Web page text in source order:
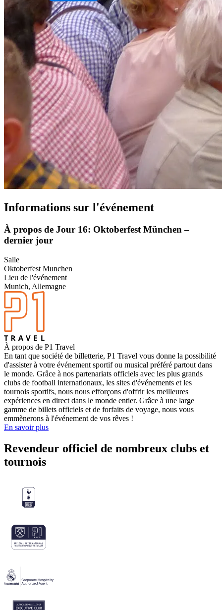
Informations sur l'événement
À propos de Jour 16: Oktoberfest München –
dernier jour
Salle
Oktoberfest Munchen
Lieu de l'événement
Munich, Allemagne
À propos de P1 Travel
En tant que société de billetterie, P1 Travel vous donne la possibilité
d'assister à votre événement sportif ou musical préféré partout dans
le monde. Grâce à nos partenariats officiels avec les plus grands
clubs de football internationaux, les sites d'événements et les
tournois sportifs, nous nous efforçons d'offrir les meilleures
expériences en direct dans le monde entier. Grâce à une large
gamme de billets officiels et de forfaits de voyage, nous vous
emmènerons à l'événement de vos rêves !
En savoir plus
Revendeur officiel de nombreux clubs et
tournois